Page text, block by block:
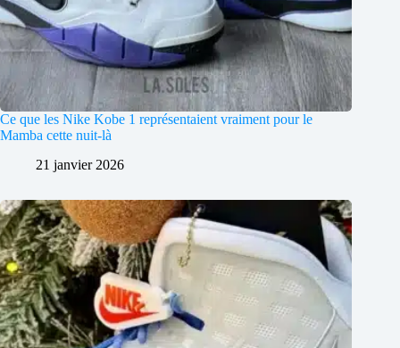
Ce que les Nike Kobe 1 représentaient vraiment pour le
Mamba cette nuit-là
21 janvier 2026